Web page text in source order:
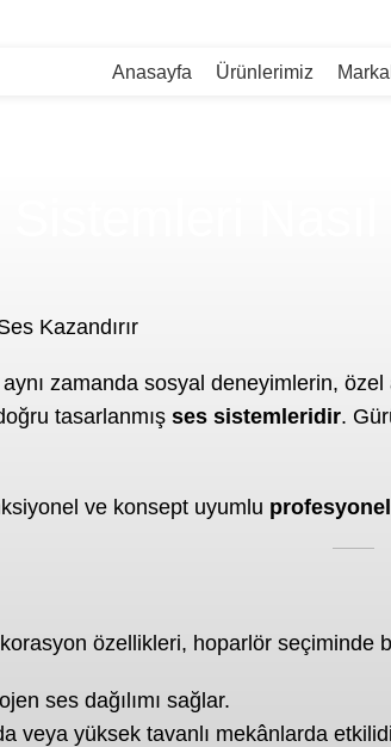
Anasayfa Ürünlerimiz
Kazandırır
zamanda sosyal deneyimlerin,
tasarlanmış ses sistemleridir.
ve konsept uyumlu
özellikleri, hoparlör seçiminde
ses dağılımı sağlar.
veya yüksek tavanlı mekânlarda